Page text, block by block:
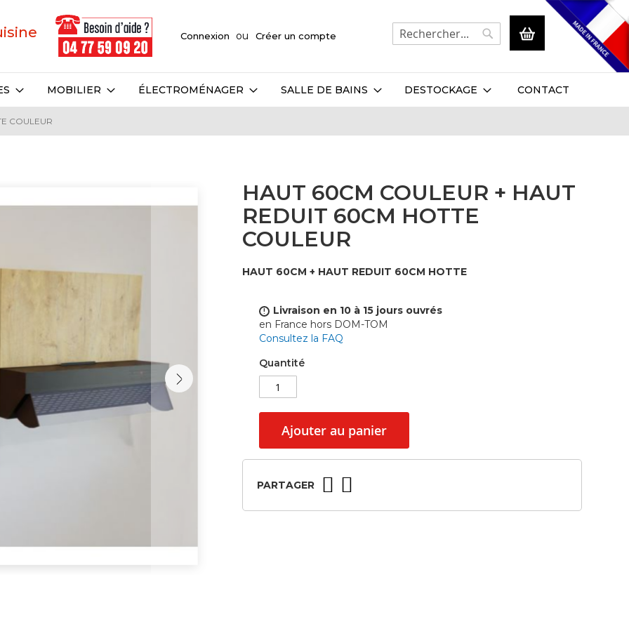
Connexion Créer un compte
Mon panier
Rechercher
Rechercher
MOBILIER ÉLECTROMÉNAGER SALLE DE BAINS DESTOCKAGE CONTACT
COULEUR
HAUT 60CM COULEUR + HAUT
REDUIT 60CM HOTTE
COULEUR
HAUT 60CM + HAUT REDUIT 60CM HOTTE
!
Livraison en 10 à 15 jours ouvrés
en France hors DOM-TOM
Consultez la FAQ
Quantité
Ajouter au panier
PARTAGER